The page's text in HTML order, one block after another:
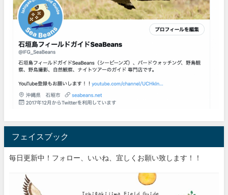
フェイスブック
毎日更新中！フォロー、いいね、宜しくお願い致します！！